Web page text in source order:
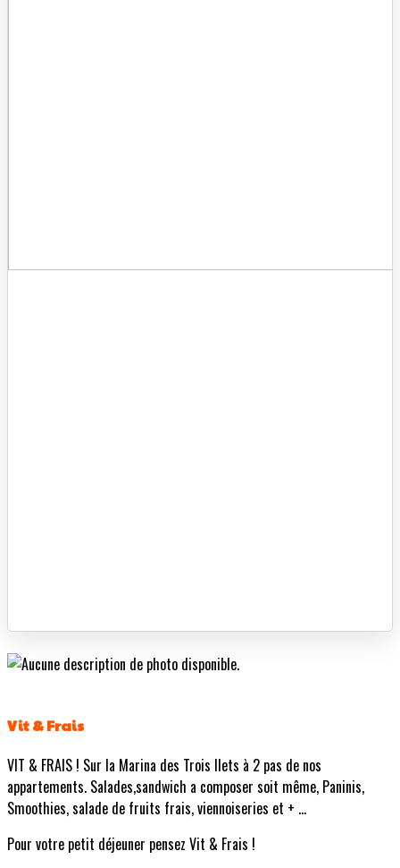
Vit & Frais
VIT & FRAIS ! Sur la Marina des Trois Ilets à 2 pas de nos
appartements. Salades,sandwich a composer soit même, Paninis,
Smoothies, salade de fruits frais, viennoiseries et + ...
Pour votre petit déjeuner pensez Vit & Frais !